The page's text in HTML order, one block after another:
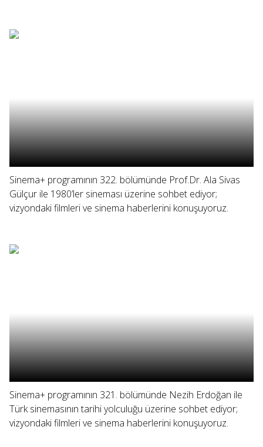
Sinema+ programının 322. bölümünde Prof.Dr. Ala Sivas
Gülçur ile 1980’ler sineması üzerine sohbet ediyor;
vizyondaki filmleri ve sinema haberlerini konuşuyoruz.
Sinema+ programının 321. bölümünde Nezih Erdoğan ile
Türk sinemasının tarihi yolculuğu üzerine sohbet ediyor;
vizyondaki filmleri ve sinema haberlerini konuşuyoruz.